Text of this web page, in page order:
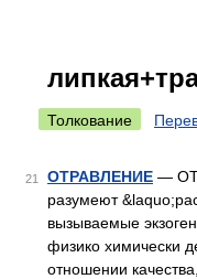
Толкование
21 ОТРАВЛЕНИЕ —
разумеют
вызываемые
физико химически
отношении